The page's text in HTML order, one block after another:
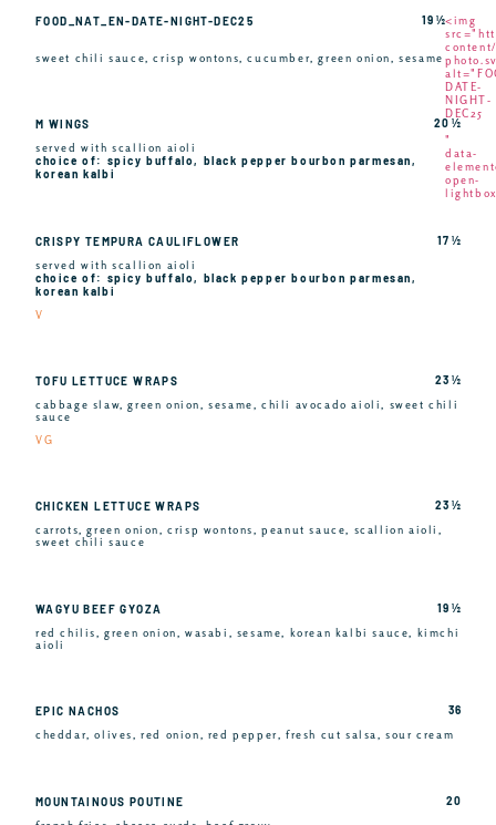
FOOD_NAT_EN-DATE-NIGHT-DEC25
sweet chili sauce, crisp wontons, cucumber, green onion, sesame
19 ½<img
DATE-
NIGHT-
DEC25
"
data-
open-
M WINGS
served with scallion aioli
choice of: spicy buffalo, black pepper bourbon parmesan,
korean kalbi
20 ½
CRISPY TEMPURA CAULIFLOWER
served with scallion aioli
choice of: spicy buffalo, black pepper bourbon parmesan,
korean kalbi
V
17 ½
TOFU LETTUCE WRAPS
cabbage slaw, green onion, sesame, chili avocado aioli, sweet chili
sauce
VG
23 ½
CHICKEN LETTUCE WRAPS
carrots, green onion, crisp wontons, peanut sauce, scallion aioli,
sweet chili sauce
23 ½
WAGYU BEEF GYOZA
red chilis, green onion, wasabi, sesame, korean kalbi sauce, kimchi
aioli
19 ½
EPIC NACHOS
cheddar, olives, red onion, red pepper, fresh cut salsa, sour cream
36
MOUNTAINOUS POUTINE 20